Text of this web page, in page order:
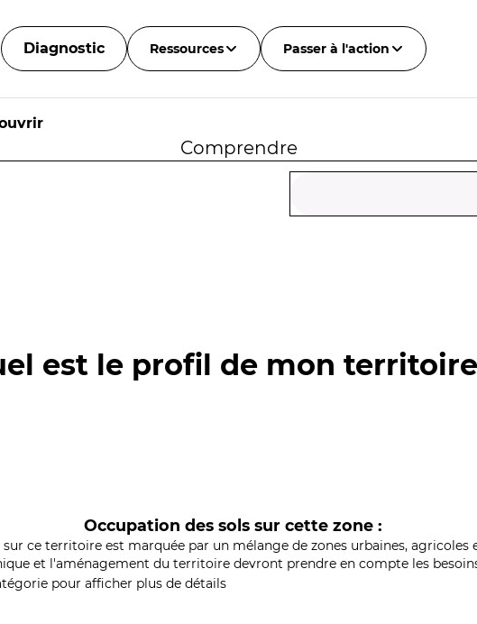
Diagnostic Ressources Passer à l'action
Comprendre
est le profil de mon
Occupation des sols sur cette zone :
ce territoire est marquée par un mélange de zones urbaines, agricoles
et l'aménagement du territoire devront prendre en compte les
pour afficher plus de détails